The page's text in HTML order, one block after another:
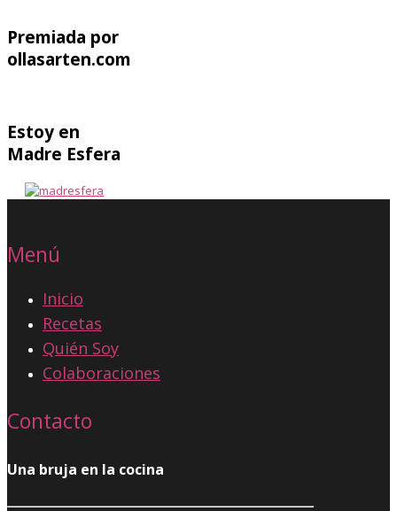
Premiada por
ollasarten.com
Estoy en
Madre Esfera
Menú
Inicio
Recetas
Quién Soy
Colaboraciones
Contacto
Una bruja en la cocina